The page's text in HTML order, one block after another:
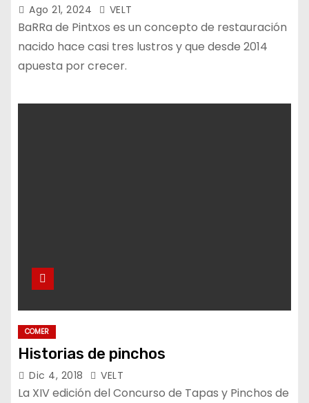
Ago 21, 2024 VELT
BaRRa de Pintxos es un concepto de restauración
nacido hace casi tres lustros y que desde 2014
apuesta por crecer.
COMER
Historias de pinchos
Dic 4, 2018 VELT
La XIV edición del Concurso de Tapas y Pinchos de